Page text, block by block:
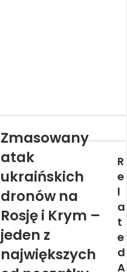
Z
a
s
w
a
n
y
t
Zmasowany
atak
ukraińskich
dronów na
Rosję i Krym –
jeden z
największych
R
e
l
a
t
e
d
A